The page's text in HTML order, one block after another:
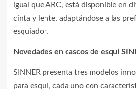
igual que ARC, está disponible en
cinta y lente, adaptándose a las
esquiador.
Novedades en cascos de esquí
SINNER presenta tres modelos
para esquí, cada uno con